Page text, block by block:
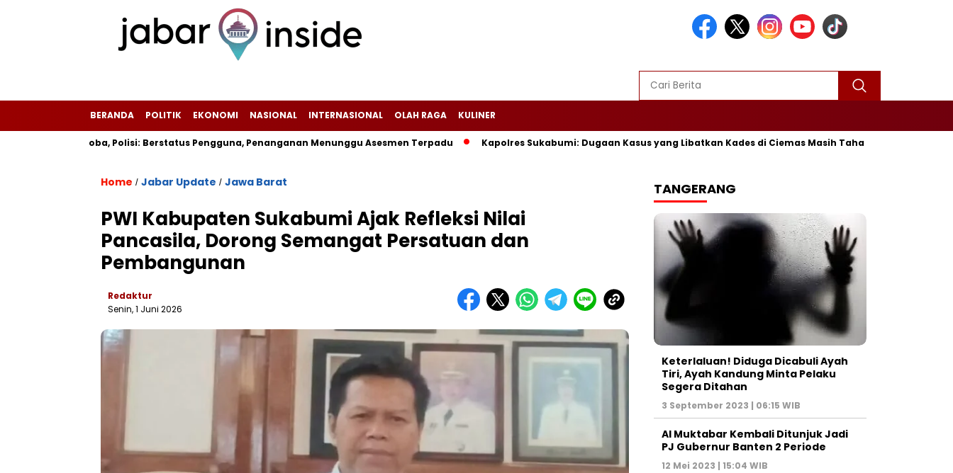
BERANDA POLITIK EKONOMI NASIONAL INTERNASIONAL OLAH RAGA KULINER
Narkoba, Polisi: Berstatus Pengguna, Penanganan Menunggu Asesmen Terpadu Kapolres Sukabumi: Dugaan Kasus yang Libatkan Kades di Ciemas Masih Tahap Penyelidikan
Home / Jabar Update / Jawa Barat
PWI Kabupaten Sukabumi Ajak Refleksi Nilai
Pancasila, Dorong Semangat Persatuan dan
Pembangunan
Redaktur
Senin, 1 Juni 2026
TANGERANG
Keterlaluan! Diduga Dicabuli Ayah
Tiri, Ayah Kandung Minta Pelaku
Segera Ditahan
3 September 2023 | 06:15 WIB
Al Muktabar Kembali Ditunjuk Jadi
PJ Gubernur Banten 2 Periode
12 Mei 2023 | 15:04 WIB